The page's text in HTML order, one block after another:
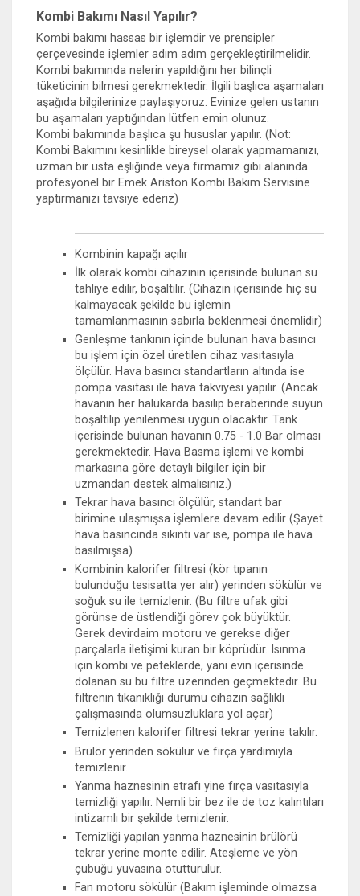
Kombi Bakımı Nasıl Yapılır?
Kombi bakımı hassas bir işlemdir ve prensipler
çerçevesinde işlemler adım adım gerçekleştirilmelidir.
Kombi bakımında nelerin yapıldığını her bilinçli
tüketicinin bilmesi gerekmektedir. İlgili başlıca aşamaları
aşağıda bilgilerinize paylaşıyoruz. Evinize gelen ustanın
bu aşamaları yaptığından lütfen emin olunuz.
Kombi bakımında başlıca şu hususlar yapılır. (Not:
Kombi Bakımını kesinlikle bireysel olarak yapmamanızı,
uzman bir usta eşliğinde veya firmamız gibi alanında
profesyonel bir Emek Ariston Kombi Bakım Servisine
yaptırmanızı tavsiye ederiz)
Kombinin kapağı açılır
İlk olarak kombi cihazının içerisinde bulunan su
tahliye edilir, boşaltılır. (Cihazın içerisinde hiç su
kalmayacak şekilde bu işlemin
tamamlanmasının sabırla beklenmesi önemlidir)
Genleşme tankının içinde bulunan hava basıncı
bu işlem için özel üretilen cihaz vasıtasıyla
ölçülür. Hava basıncı standartların altında ise
pompa vasıtası ile hava takviyesi yapılır. (Ancak
havanın her halükarda basılıp beraberinde suyun
boşaltılıp yenilenmesi uygun olacaktır. Tank
içerisinde bulunan havanın 0.75 - 1.0 Bar olması
gerekmektedir. Hava Basma işlemi ve kombi
markasına göre detaylı bilgiler için bir
uzmandan destek almalısınız.)
Tekrar hava basıncı ölçülür, standart bar
birimine ulaşmışsa işlemlere devam edilir (Şayet
hava basıncında sıkıntı var ise, pompa ile hava
basılmışsa)
Kombinin kalorifer filtresi (kör tıpanın
bulunduğu tesisatta yer alır) yerinden sökülür ve
soğuk su ile temizlenir. (Bu filtre ufak gibi
görünse de üstlendiği görev çok büyüktür.
Gerek devirdaim motoru ve gerekse diğer
parçalarla iletişimi kuran bir köprüdür. Isınma
için kombi ve peteklerde, yani evin içerisinde
dolanan su bu filtre üzerinden geçmektedir. Bu
filtrenin tıkanıklığı durumu cihazın sağlıklı
çalışmasında olumsuzluklara yol açar)
Temizlenen kalorifer filtresi tekrar yerine takılır.
Brülör yerinden sökülür ve fırça yardımıyla
temizlenir.
Yanma haznesinin etrafı yine fırça vasıtasıyla
temizliği yapılır. Nemli bir bez ile de toz kalıntıları
intizamlı bir şekilde temizlenir.
Temizliği yapılan yanma haznesinin brülörü
tekrar yerine monte edilir. Ateşleme ve yön
çubuğu yuvasına otutturulur.
Fan motoru sökülür (Bakım işleminde olmazsa